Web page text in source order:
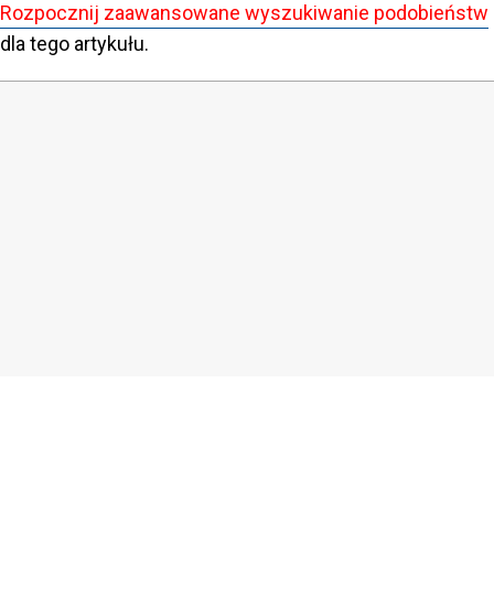
Rozpocznij zaawansowane wyszukiwanie podobieństw
dla tego artykułu.